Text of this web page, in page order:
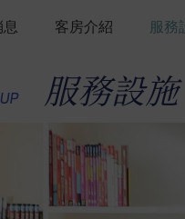
客房介紹 服務
服務設施